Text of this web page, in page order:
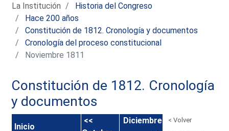
La Institución
Historia del Congreso
Hace 200 años
Constitución de 1812. Cronología y documentos
Cronología del proceso constitucional
Noviembre 1811
Constitución de 1812. Cronología
y documentos
Inicio
<<
Diciembre
< Volver